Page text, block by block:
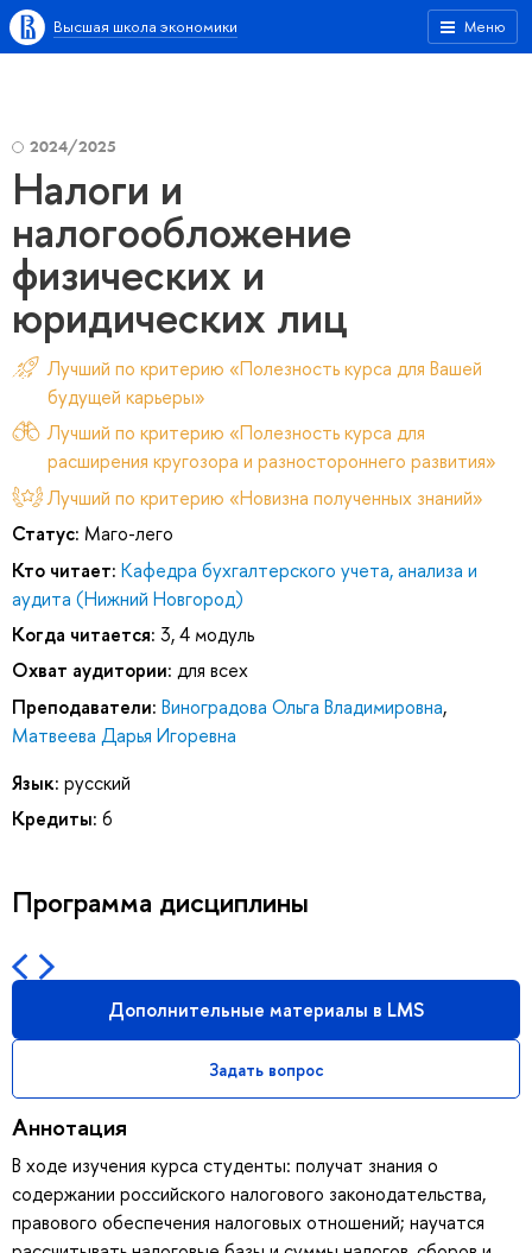
Меню
Высшая школа экономики
2024/2025
Налоги и
налогообложение
физических и
юридических лиц
Лучший по критерию «Полезность курса для Вашей
будущей карьеры»
Лучший по критерию «Полезность курса для
расширения кругозора и разностороннего развития»
Лучший по критерию «Новизна полученных знаний»
Статус: Маго-лего
Кто читает: Кафедра бухгалтерского учета, анализа и
аудита (Нижний Новгород)
Когда читается: 3, 4 модуль
Охват аудитории: для всех
Преподаватели: Виноградова Ольга Владимировна,
Матвеева Дарья Игоревна
Язык: русский
Кредиты: 6
Программа дисциплины
Дополнительные материалы в LMS
Задать вопрос
Аннотация
В ходе изучения курса студенты: получат знания о
содержании российского налогового законодательства,
правового обеспечения налоговых отношений; научатся